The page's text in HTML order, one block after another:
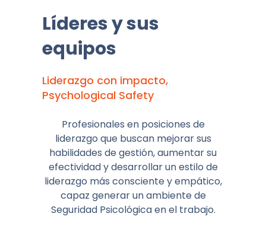
Líderes y sus
equipos
Liderazgo con impacto,
Psychological Safety
Profesionales en posiciones de
liderazgo que buscan mejorar sus
habilidades de gestión, aumentar su
efectividad y desarrollar un estilo de
liderazgo más consciente y empático,
capaz generar un ambiente de
Seguridad Psicológica en el trabajo.